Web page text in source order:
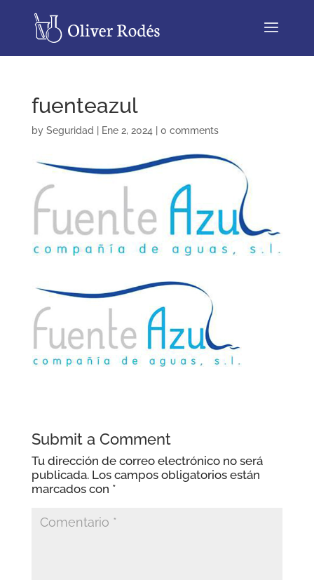
fuenteazul
by Seguridad Ene 2, 2024 0 comments
Submit a Comment
Tu dirección de correo electrónico no será
publicada. Los campos obligatorios están
marcados con *